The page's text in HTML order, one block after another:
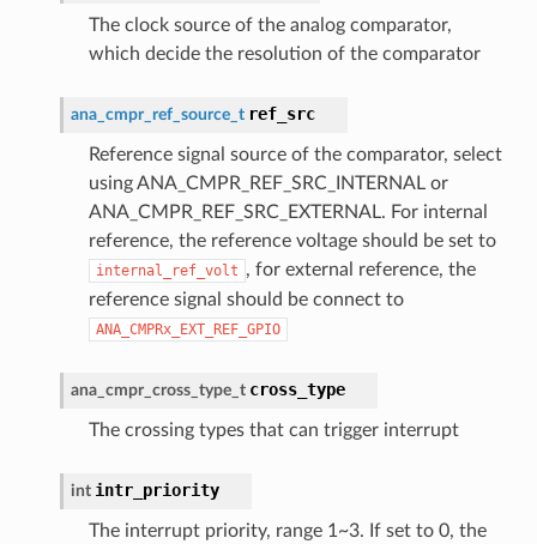
The clock source of the analog comparator,
which decide the resolution of the comparator
ana_cmpr_ref_source_t ref_src
Reference signal source of the comparator, select
using ANA_CMPR_REF_SRC_INTERNAL or
ANA_CMPR_REF_SRC_EXTERNAL. For internal
reference, the reference voltage should be set to
internal_ref_volt , for external reference, the
reference signal should be connect to
ANA_CMPRx_EXT_REF_GPIO
ana_cmpr_cross_type_t cross_type
The crossing types that can trigger interrupt
int intr_priority
The interrupt priority, range 1~3. If set to 0, the